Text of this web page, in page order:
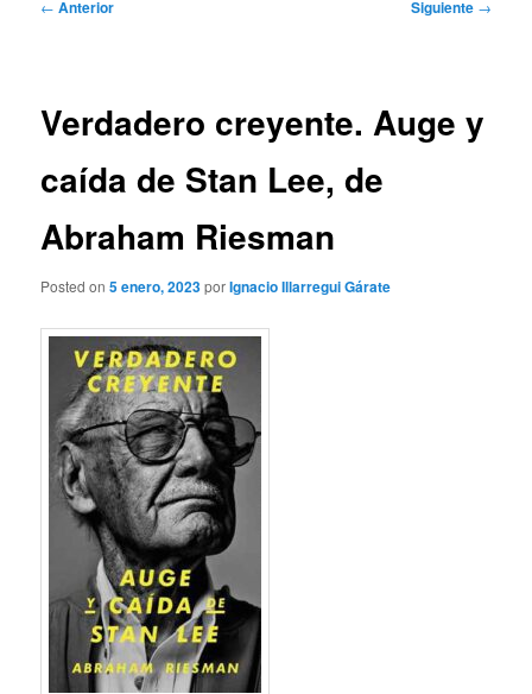
← Anterior Siguiente →
Verdadero creyente. Auge y
caída de Stan Lee, de
Abraham Riesman
Posted on5 enero, 2023porIgnacio Illarregui Gárate